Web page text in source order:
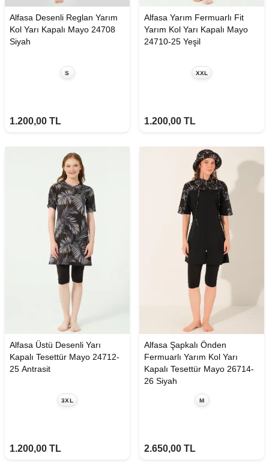
Alfasa Desenli Reglan Yarım
Kol Yarı Kapalı Mayo 24708
Siyah
S
1.200,00 TL
Alfasa Yarım Fermuarlı Fit
Yarım Kol Yarı Kapalı Mayo
24710-25 Yeşil
XXL
1.200,00 TL
Alfasa Üstü Desenli Yarı
Kapalı Tesettür Mayo 24712-
25 Antrasit
3XL
1.200,00 TL
Alfasa Şapkalı Önden
Fermuarlı Yarım Kol Yarı
Kapalı Tesettür Mayo 26714-
26 Siyah
M
2.650,00 TL